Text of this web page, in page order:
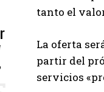
tanto el
La oferta
partir del
servicios